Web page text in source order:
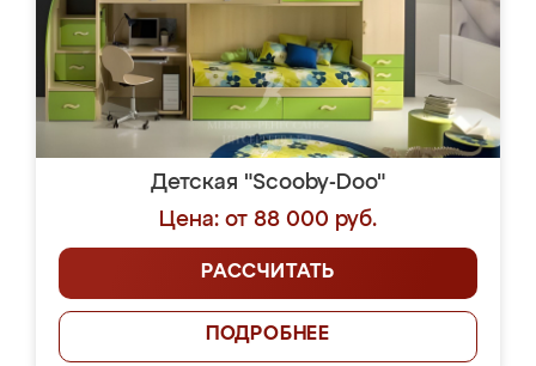
Детская "Scooby-Doo"
Цена: от 88 000 руб.
РАССЧИТАТЬ
ПОДРОБНЕЕ